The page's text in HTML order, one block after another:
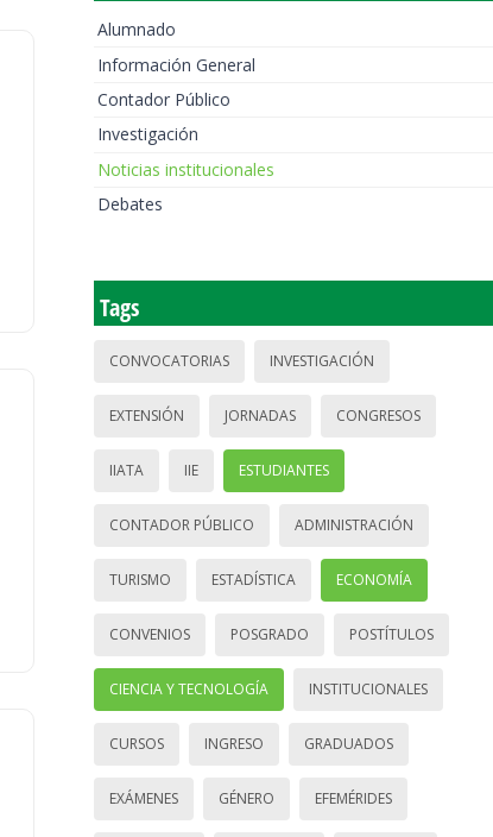
Alumnado
Información General
Contador Público
Investigación
Noticias institucionales
Debates
Tags
CONVOCATORIAS INVESTIGACIÓN
EXTENSIÓN JORNADAS CONGRESOS
IIATA IIE ESTUDIANTES
CONTADOR PÚBLICO ADMINISTRACIÓN
TURISMO ESTADÍSTICA ECONOMÍA
CONVENIOS POSGRADO POSTÍTULOS
CIENCIA Y TECNOLOGÍA INSTITUCIONALES
CURSOS INGRESO GRADUADOS
EXÁMENES GÉNERO EFEMÉRIDES